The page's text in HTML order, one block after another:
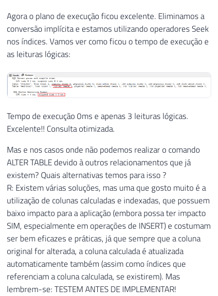
Agora o plano de execução ficou excelente. Eliminamos a
conversão implícita e estamos utilizando operadores Seek
nos índices. Vamos ver como ficou o tempo de execução e
as leituras lógicas:
Tempo de execução 0ms e apenas 3 leituras lógicas.
Excelente!! Consulta otimizada.
Mas e nos casos onde não podemos realizar o comando
ALTER TABLE devido à outros relacionamentos que já
existem? Quais alternativas temos para isso ?
R: Existem várias soluções, mas uma que gosto muito é a
utilização de colunas calculadas e indexadas, que possuem
baixo impacto para a aplicação (embora possa ter impacto
SIM, especialmente em operações de INSERT) e costumam
ser bem eficazes e práticas, já que sempre que a coluna
original for alterada, a coluna calculada é atualizada
automaticamente também (assim como índices que
referenciam a coluna calculada, se existirem). Mas
lembrem-se: TESTEM ANTES DE IMPLEMENTAR!